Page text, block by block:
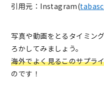
引用元：Instagram(
写真や動画をとるタイミン
ろかしてみましょう。
海外でよく見るこのサプラ
のです！